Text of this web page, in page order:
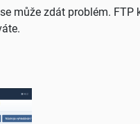
může zdát problém.